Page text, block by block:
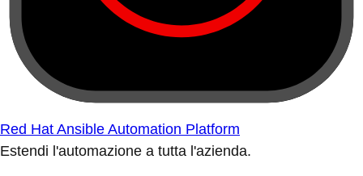
Red Hat Ansible Automation Platform
Estendi l'automazione a tutta l'azienda.